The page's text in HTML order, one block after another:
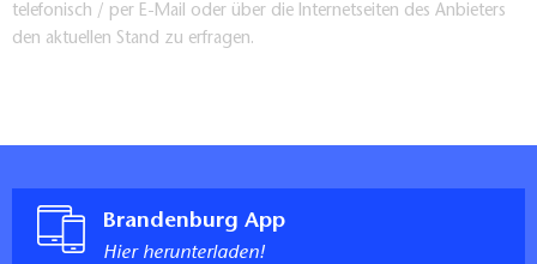
telefonisch / per E-Mail oder über die Internetseiten des Anbieters
den aktuellen Stand zu erfragen.
Brandenburg App
Hier herunterladen!